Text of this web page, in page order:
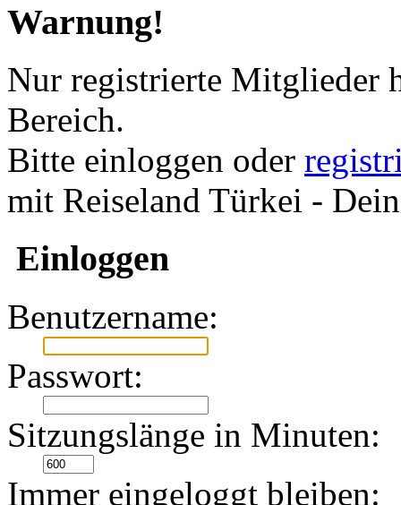
Warnung!
Nur registrierte Mitglieder
Bereich.
Bitte einloggen oder
mit Reiseland Türkei -
Einloggen
Benutzername:
Passwort:
Sitzungslänge in Minuten:
Immer eingeloggt bleiben: